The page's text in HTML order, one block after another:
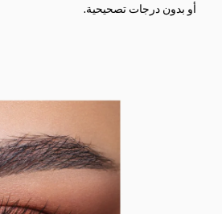
أو بدون درجات تصحيحية.